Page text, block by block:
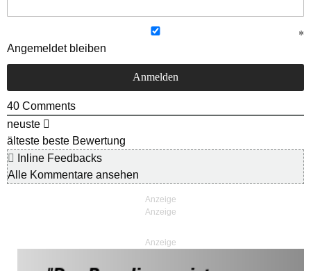
Angemeldet bleiben
40 Comments
neuste
älteste beste Bewertung
Inline Feedbacks
Alle Kommentare ansehen
Anzeige